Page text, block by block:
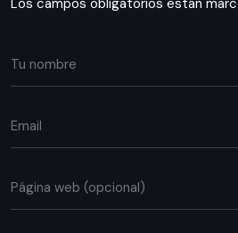
Los campos obligatorios están